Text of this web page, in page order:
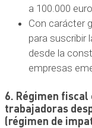
a 100.000
Con carácter
para suscribir
desde la
empresas
6. Régimen
trabajadoras
(régimen de